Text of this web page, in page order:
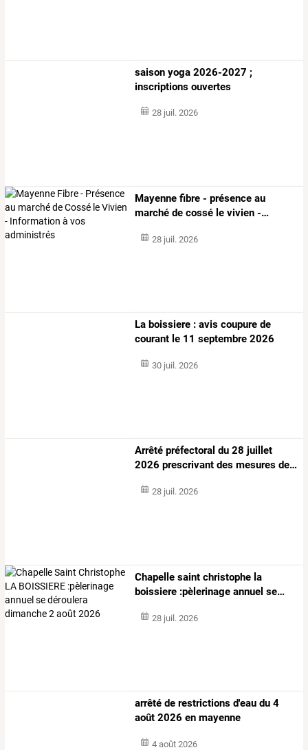
saison yoga 2026-2027 ;
inscriptions ouvertes
28 juil. 2026
Mayenne fibre - présence au
marché de cossé le vivien -…
28 juil. 2026
La boissiere : avis coupure de
courant le 11 septembre 2026
30 juil. 2026
Arrêté préfectoral du 28 juillet
2026 prescrivant des mesures de…
28 juil. 2026
Chapelle saint christophe la
boissiere :pèlerinage annuel se…
28 juil. 2026
arrêté de restrictions d'eau du 4
août 2026 en mayenne
4 août 2026